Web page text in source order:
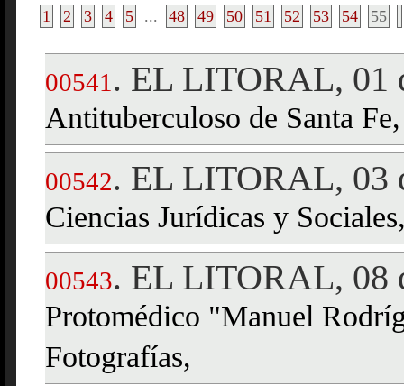
1 2 3 4 5 ... 48 49 50 51 52 53 54 55
00541 . EL LITORAL, 01
Antituberculoso de Santa
00542. EL LITORAL, 03
Ciencias Jurídicas y
00543. EL LITORAL, 08
Protomédico "Manuel
Fotografías,